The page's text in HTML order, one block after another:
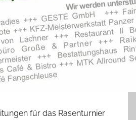
für das Rasenturnier